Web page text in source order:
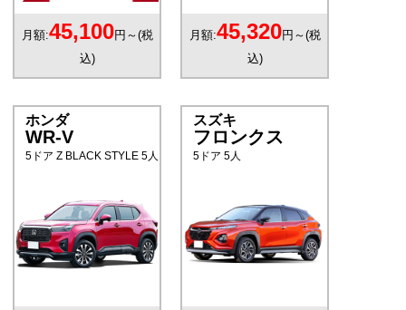
月額:45,100円～(税
込)
月額:45,320円～(税
込)
ホンダ
WR-V
5ドア Z BLACK STYLE 5人
スズキ
フロンクス
5ドア 5人